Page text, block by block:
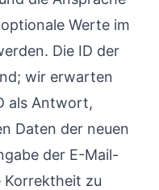
Werte im
Die ID der
wir erwarten
als Antwort,
Daten der neuen
der E-Mail-
Korrektheit zu